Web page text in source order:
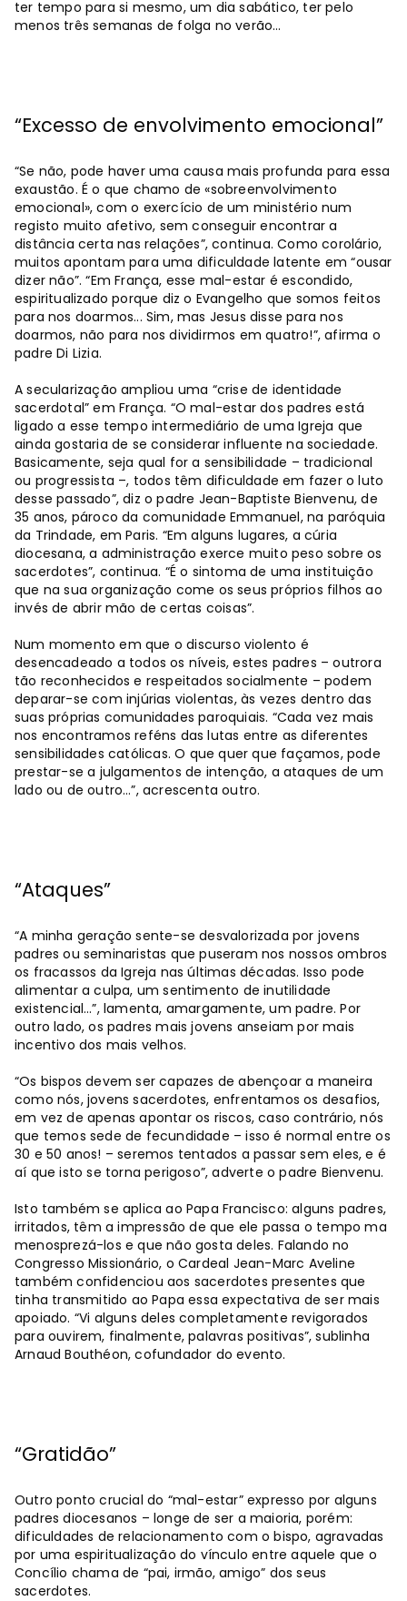
ter tempo para si mesmo, um dia sabático, ter pelo
menos três semanas de folga no verão…
“Excesso de envolvimento emocional”
“Se não, pode haver uma causa mais profunda para essa
exaustão. É o que chamo de «sobreenvolvimento
emocional», com o exercício de um ministério num
registo muito afetivo, sem conseguir encontrar a
distância certa nas relações”, continua. Como corolário,
muitos apontam para uma dificuldade latente em “ousar
dizer não”. “Em França, esse mal-estar é escondido,
espiritualizado porque diz o Evangelho que somos feitos
para nos doarmos... Sim, mas Jesus disse para nos
doarmos, não para nos dividirmos em quatro!”, afirma o
padre Di Lizia.
A secularização ampliou uma “crise de identidade
sacerdotal” em França. “O mal-estar dos padres está
ligado a esse tempo intermediário de uma Igreja que
ainda gostaria de se considerar influente na sociedade.
Basicamente, seja qual for a sensibilidade – tradicional
ou progressista –, todos têm dificuldade em fazer o luto
desse passado”, diz o padre Jean-Baptiste Bienvenu, de
35 anos, pároco da comunidade Emmanuel, na paróquia
da Trindade, em Paris. “Em alguns lugares, a cúria
diocesana, a administração exerce muito peso sobre os
sacerdotes”, continua. “É o sintoma de uma instituição
que na sua organização come os seus próprios filhos ao
invés de abrir mão de certas coisas”.
Num momento em que o discurso violento é
desencadeado a todos os níveis, estes padres – outrora
tão reconhecidos e respeitados socialmente – podem
deparar-se com injúrias violentas, às vezes dentro das
suas próprias comunidades paroquiais. “Cada vez mais
nos encontramos reféns das lutas entre as diferentes
sensibilidades católicas. O que quer que façamos, pode
prestar-se a julgamentos de intenção, a ataques de um
lado ou de outro…”, acrescenta outro.
“Ataques”
“A minha geração sente-se desvalorizada por jovens
padres ou seminaristas que puseram nos nossos ombros
os fracassos da Igreja nas últimas décadas. Isso pode
alimentar a culpa, um sentimento de inutilidade
existencial…”, lamenta, amargamente, um padre. Por
outro lado, os padres mais jovens anseiam por mais
incentivo dos mais velhos.
“Os bispos devem ser capazes de abençoar a maneira
como nós, jovens sacerdotes, enfrentamos os desafios,
em vez de apenas apontar os riscos, caso contrário, nós
que temos sede de fecundidade – isso é normal entre os
30 e 50 anos! – seremos tentados a passar sem eles, e é
aí que isto se torna perigoso”, adverte o padre Bienvenu.
Isto também se aplica ao Papa Francisco: alguns padres,
irritados, têm a impressão de que ele passa o tempo ma
menosprezá-los e que não gosta deles. Falando no
Congresso Missionário, o Cardeal Jean-Marc Aveline
também confidenciou aos sacerdotes presentes que
tinha transmitido ao Papa essa expectativa de ser mais
apoiado. “Vi alguns deles completamente revigorados
para ouvirem, finalmente, palavras positivas”, sublinha
Arnaud Bouthéon, cofundador do evento.
“Gratidão”
Outro ponto crucial do “mal-estar” expresso por alguns
padres diocesanos – longe de ser a maioria, porém:
dificuldades de relacionamento com o bispo, agravadas
por uma espiritualização do vínculo entre aquele que o
Concílio chama de “pai, irmão, amigo” dos seus
sacerdotes.